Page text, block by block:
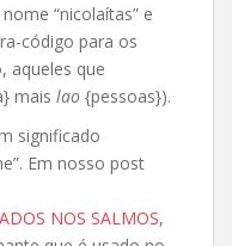
“nicolaítas” e
código para os
aqueles que
mais lao {pessoas}).
significado
Em nosso post
NOS SALMOS,